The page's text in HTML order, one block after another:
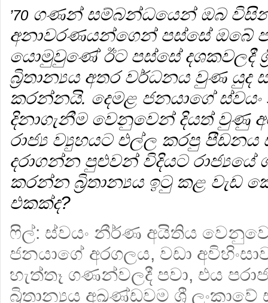
’70ගණන් සම්බන්ධයෙන් ඔබ විසින්
අනාවරණයන්ගෙන් පස්සේ ඔබේ
යොමුවුණේ ඊට පස්සේ දශකවලදී
බ්‍රිතාන්‍යය අතර වර්ධනය වුණ යුද
කරන්නයි. දෙමළ ජනයාගේ
දිනාගැනීම වෙනුවෙන් දියත් වුණු
රාජ්‍ය ව්‍යුහයට එල්ල කරපු
දරාගන්න පුළුවන් විදියට රාජ්‍යයේ
කරන්න බ්‍රිතාන්‍යය ඉටු කළ වැඩ
එකක්ද?
ෆිල්: ස්වයං නීර්ණ අයිතිය
ජනයාගේ අරගලය, වඩා
හැත්තෑ ගණන්වලදී පවා, එය
බ්‍රිතාන්‍යය අඛණ්ඩවම ශ්‍රී